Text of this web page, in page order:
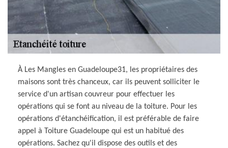
À Les Mangles en Guadeloupe31, les propriétaires des
maisons sont très chanceux, car ils peuvent solliciter le
service d'un artisan couvreur pour effectuer les
opérations qui se font au niveau de la toiture. Pour les
opérations d'étanchéification, il est préférable de faire
appel à Toiture Guadeloupe qui est un habitué des
opérations. Sachez qu'il dispose des outils et des